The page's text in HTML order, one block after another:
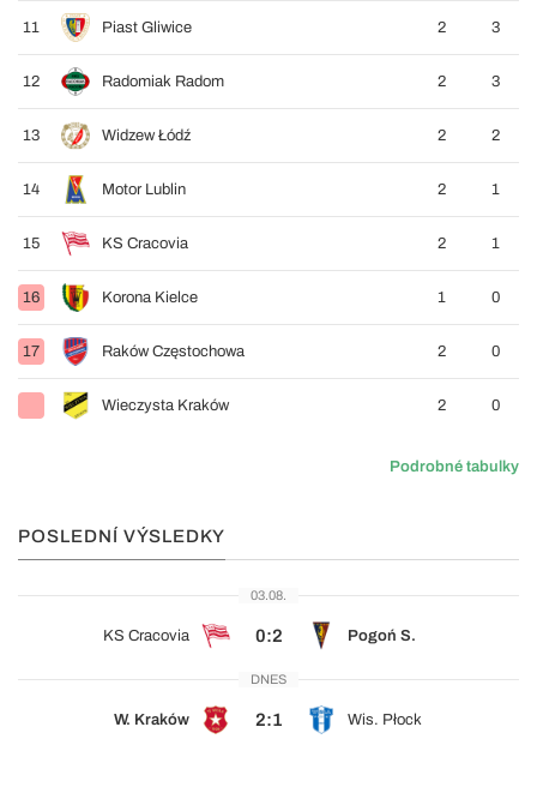
11 Piast Gliwice 2 3
12 Radomiak Radom 2 3
13 Widzew Łódź 2 2
14 Motor Lublin 2 1
15 KS Cracovia 2 1
16 Korona Kielce 1 0
17 Raków Częstochowa 2 0
Wieczysta Kraków 2 0
Podrobné tabulky
POSLEDNÍ VÝSLEDKY
03.08.
KS Cracovia 0:2 Pogoń S.
DNES
W. Kraków 2:1 Wis. Płock